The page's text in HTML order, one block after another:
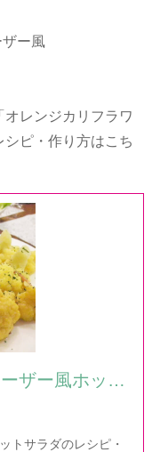
ー風
レンジカリフラワ
ピ・作り方はこち
ザー風ホット
だか村お料
トサラダのレシピ・